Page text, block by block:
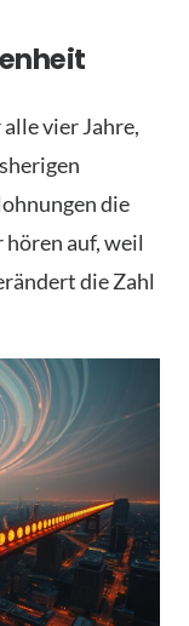
vier Jahre,
die
auf, weil
die Zahl